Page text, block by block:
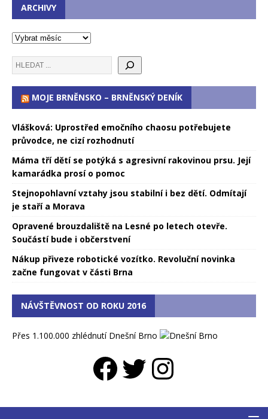
ARCHIVY
MOJE BRNĚNSKO – BRNĚNSKÝ DENÍK
Vlášková: Uprostřed emočního chaosu potřebujete
průvodce, ne cizí rozhodnutí
Máma tří dětí se potýká s agresivní rakovinou prsu. Její
kamarádka prosí o pomoc
Stejnopohlavní vztahy jsou stabilní i bez dětí. Odmítají
je staří a Morava
Opravené brouzdaliště na Lesné po letech otevře.
Součástí bude i občerstvení
Nákup přiveze robotické vozítko. Revoluční novinka
začne fungovat v části Brna
NÁVŠTĚVNOST OD ROKU 2016
Přes 1.100.000 zhlédnutí Dnešní Brno